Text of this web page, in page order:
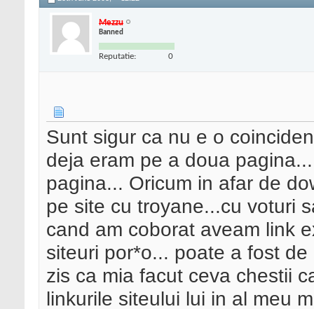
Mezzu
Banned
Reputatie: 0
Sunt sigur ca nu e o
deja eram pe a doua
pagina... Oricum in afar de
pe site cu troyane...cu voturi
cand am coborat aveam link
siteuri por*o... poate a fost
zis ca mia facut ceva chestii
linkurile siteului lui in al meu